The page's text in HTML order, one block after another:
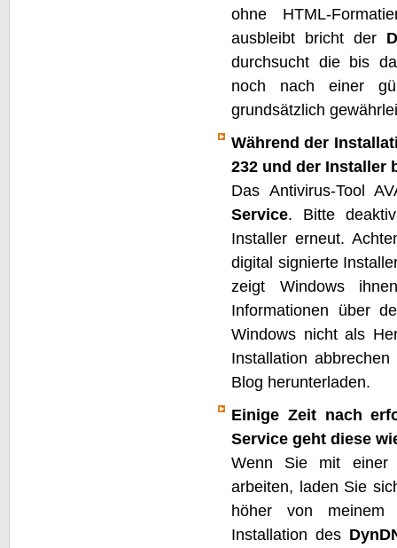
ohne HTML-
ausbleibt bricht der
durchsucht die bis
noch nach einer
grundsätzlich
Während der
232 und der Installer
Das Antivirus-Tool
Service. Bitte
Installer erneut.
digital signierte
zeigt Windows
Informationen über
Windows nicht als
Installation
Blog herunterladen.
Einige Zeit nach
Service geht diese
Wenn Sie mit
arbeiten, laden Sie
höher von meinem
Installation des